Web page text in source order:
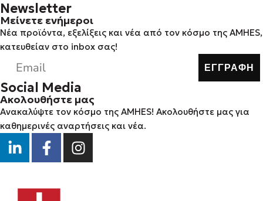
Newsletter
Μείνετε ενήμεροι
Νέα προϊόντα, εξελίξεις και νέα από τον κόσμο της AMHES,
κατευθείαν στο inbox σας!
ΕΓΓΡΑΦΗ
Social Media
Ακολουθήστε μας
Ανακαλύψτε τον κόσμο της AMHES! Ακολουθήστε μας για
καθημερινές αναρτήσεις και νέα.